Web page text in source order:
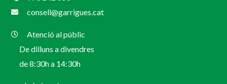
consell@garrigues.cat
Atenció al públic
De dilluns a divendres
de 8:30h a 14:30h